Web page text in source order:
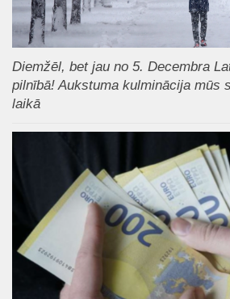
Diemžēl, bet jau no 5. Decembra
pilnībā! Aukstuma kulminācija mūs
laikā